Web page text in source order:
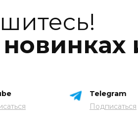
Telegram
Подписаться